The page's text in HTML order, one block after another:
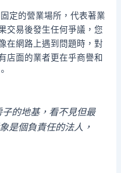
定的營業場所，代表著業
交易後發生任何爭議，您
在網路上遇到問題時，對
店面的業者更在乎商譽和
子的地基，看不見但最
是個負責任的法人，